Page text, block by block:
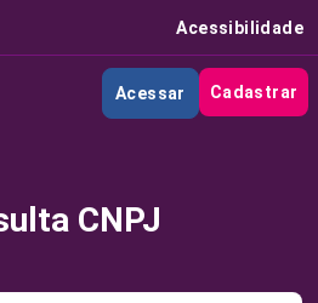
Acessibilidade
Acessar Cadastrar
CNPJ